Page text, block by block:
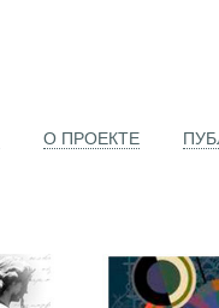
О ПРОЕКТЕ